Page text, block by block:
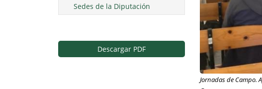
Jornadas de Campo.
Sedes de la Diputación
Descargar PDF